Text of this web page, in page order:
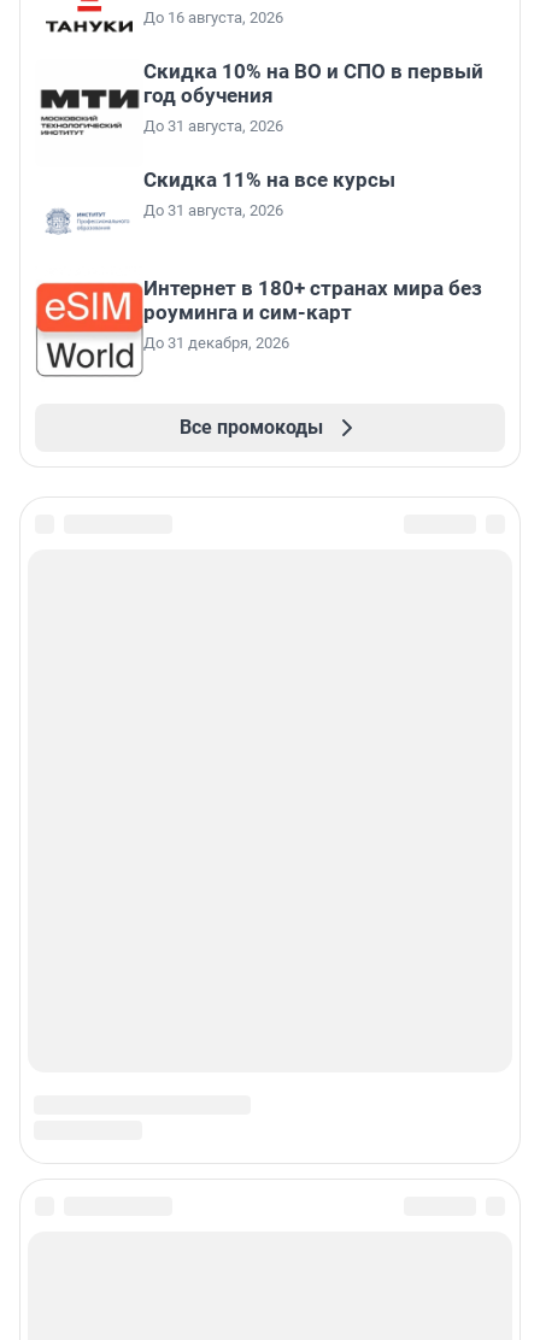
До 16 августа, 2026
Скидка 10% на ВО и СПО в первый
год обучения
До 31 августа, 2026
Скидка 11% на все курсы
До 31 августа, 2026
Интернет в 180+ странах мира без
роуминга и сим-карт
До 31 декабря, 2026
Все промокоды